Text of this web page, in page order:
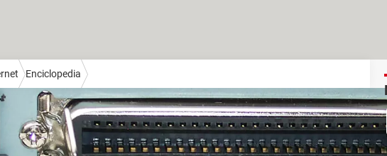
Enciclopedia